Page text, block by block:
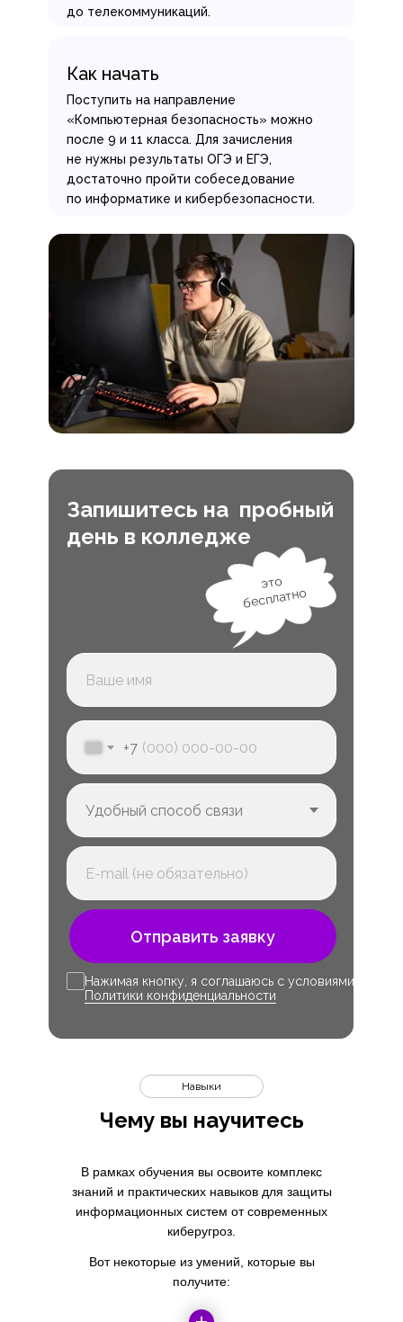
до телекоммуникаций.
Поступить на направление
«Компьютерная безопасность» можно
после 9 и 11 класса. Для зачисления
не нужны результаты ОГЭ и ЕГЭ,
достаточно пройти собеседование
по информатике и кибербезопасности.
Как начать
Запишитесь на пробный
день в колледже
+7
Отправить заявку
это
бесплатно
Нажимая кнопку, я соглашаюсь с условиями
Политики конфиденциальности
Чему вы научитесь
Навыки
В рамках обучения вы освоите комплекс
знаний и практических навыков для защиты
информационных систем от современных
киберугроз.
Вот некоторые из умений, которые вы
получите: